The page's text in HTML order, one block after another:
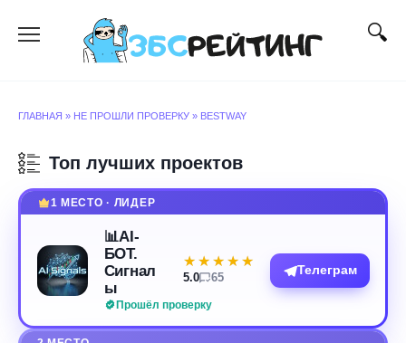
содержанию
ГЛАВНАЯ » НЕ ПРОШЛИ ПРОВЕРКУ » BESTWAY
Топ лучших проектов
1 МЕСТО · ЛИДЕР
📊AI-
БОТ.
Сигнал
ы
Прошёл проверку
★★★★★
★★★★★
5.0 65
Телеграм